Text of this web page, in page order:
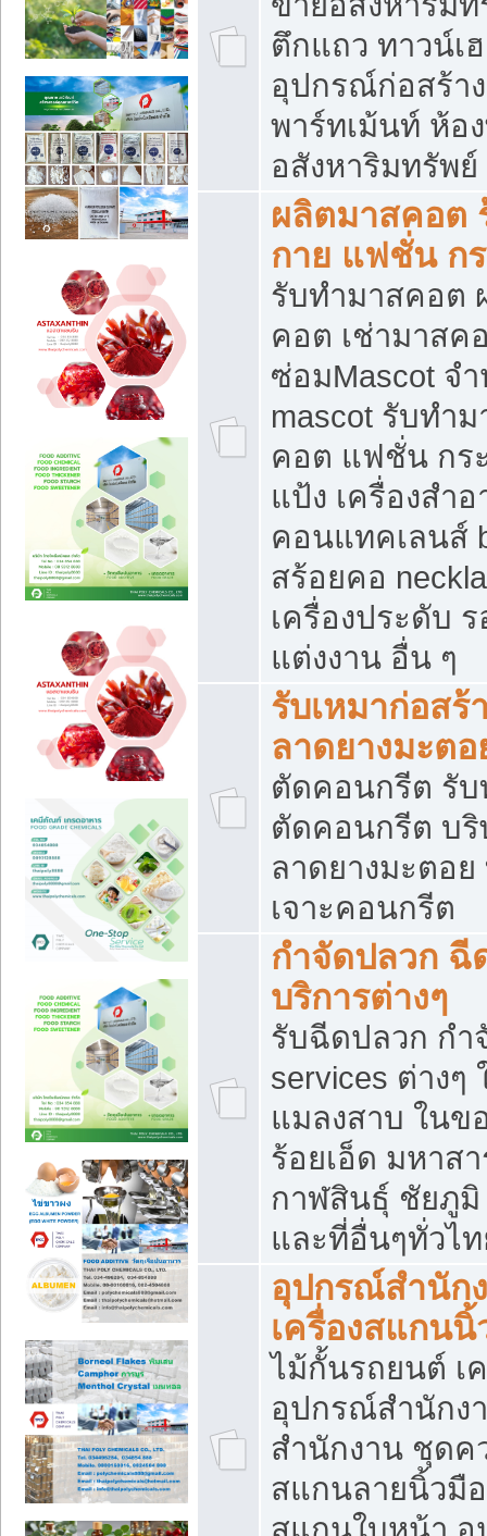
ตึกแถว ทาวน์เ
อุปกรณ์ก่อสร้า
พาร์ทเม้นท์ ห้อ
อสังหาริมทรัพ
ผลิตมาสคอต
กาย แฟชั่น กร
รับทำมาสคอต
คอต เช่ามาสค
ซ่อมMascot จ
mascot รับทำ
คอต แฟชั่น กระ
แป้ง เครื่องสำ
คอนแทคเลนส์
สร้อยคอ
เครื่องประดับ ร
แต่งงาน อื่น ๆ
รับเหมาก่อส
ลาดยางมะต
ตัดคอนกรีต รับ
ตัดคอนกรีต บริ
ลาดยางมะตอ
เจาะคอนกรีต
กำจัดปลวก ฉี
บริการต่างๆ
รับฉีดปลวก กำ
services ต่าง
แมลงสาบ ใน
ร้อยเอ็ด มหาส
กาฬสินธุ์ ชัยภู
และที่อื่นๆทั่วไ
อุปกรณ์สำนัก
เครื่องสแกนนิ้
ไม้กั้นรถยนต์ เ
อุปกรณ์สำนักง
สำนักงาน ชุดค
สแกนลายนิ้วมื